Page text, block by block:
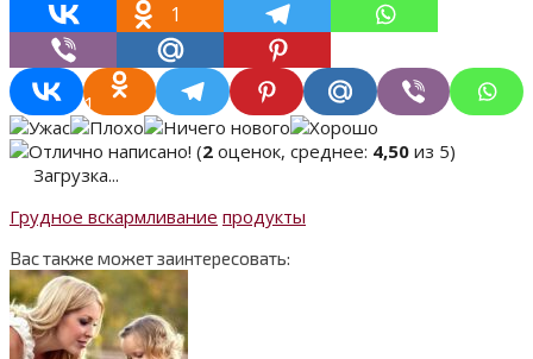
1
1
(2 оценок, среднее: 4,50 из 5)
Загрузка...
Грудное вскармливание продукты
Вас также может заинтересовать: